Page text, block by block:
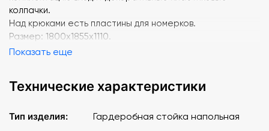
колпачки.
Над крюками есть пластины для номерков.
Размер: 1800х1855х1110.
Показать еще
Технические характеристики
Тип изделия: Гардеробная стойка напольная